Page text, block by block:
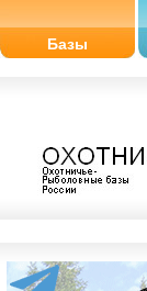
Базы